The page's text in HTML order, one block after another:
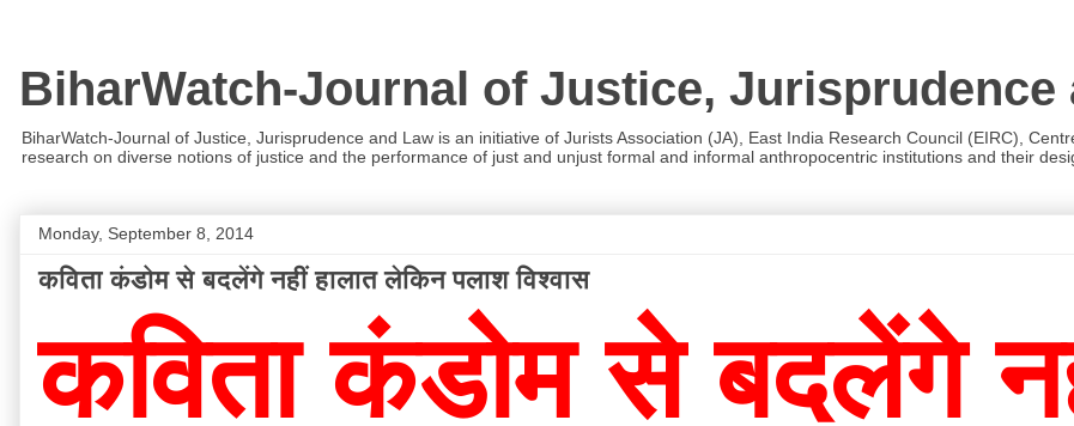
BiharWatch-Journal of Justice, Jurisprudence
BiharWatch-Journal of Justice, Jurisprudence and Law is an initiative of Jurists Association (JA), East India Research Council (EIRC),
research on diverse notions of justice and the performance of just and unjust formal and informal anthropocentric institutions and their
Monday, September 8, 2014
कविता कंडोम से बदलेंगे नहीं हालात लेकिन पलाश विश्वास
कविता कंडोम से बदलेंगे